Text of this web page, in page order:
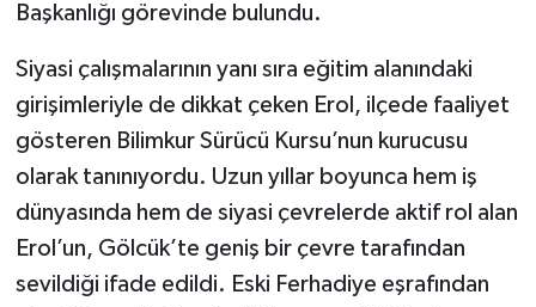
Başkanlığı görevinde bulundu.
Siyasi çalışmalarının yanı sıra eğitim alanındaki
girişimleriyle de dikkat çeken Erol, ilçede faaliyet
gösteren Bilimkur Sürücü Kursu’nun kurucusu
olarak tanınıyordu. Uzun yıllar boyunca hem iş
dünyasında hem de siyasi çevrelerde aktif rol alan
Erol’un, Gölcük’te geniş bir çevre tarafından
sevildiği ifade edildi. Eski Ferhadiye eşrafından